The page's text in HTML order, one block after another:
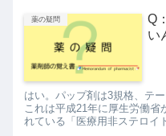
薬の疑問
Q
い
はい。パップ剤は3規格、テ
これは平成21年に厚生労働省
れている「医療用非ステロイ